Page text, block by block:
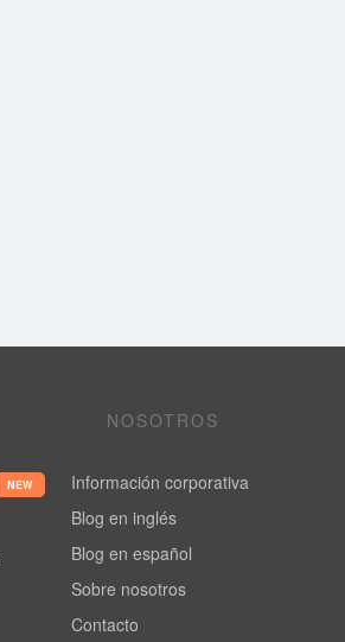
NEW
NOSOTROS
Información corporativa
Blog en inglés
Blog en español
Sobre nosotros
Contacto